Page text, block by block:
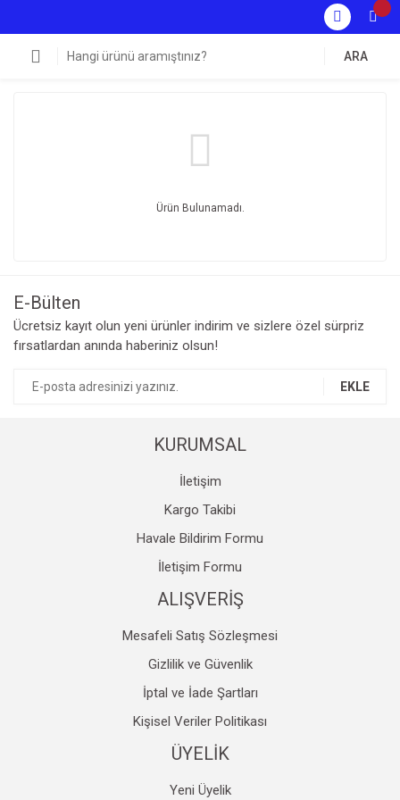
ARA
Ürün Bulunamadı.
E-Bülten
Ücretsiz kayıt olun yeni ürünler indirim ve sizlere özel sürpriz
fırsatlardan anında haberiniz olsun!
EKLE
KURUMSAL
İletişim
Kargo Takibi
Havale Bildirim Formu
İletişim Formu
ALIŞVERİŞ
Mesafeli Satış Sözleşmesi
Gizlilik ve Güvenlik
İptal ve İade Şartları
Kişisel Veriler Politikası
ÜYELİK
Yeni Üyelik